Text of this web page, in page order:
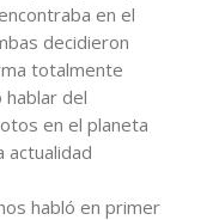
en el
decidieron
totalmente
hablar del
en el planeta
actualidad
habló en primer